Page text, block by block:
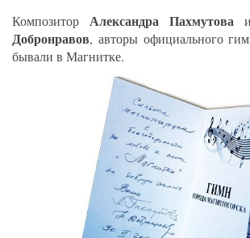
Композитор Александра Пахмутова
Добронравов, авторы официального
бывали в Магнитке.